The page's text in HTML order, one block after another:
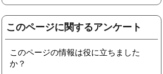
このページに関するアンケート
このページの情報は役に立ちました
か？